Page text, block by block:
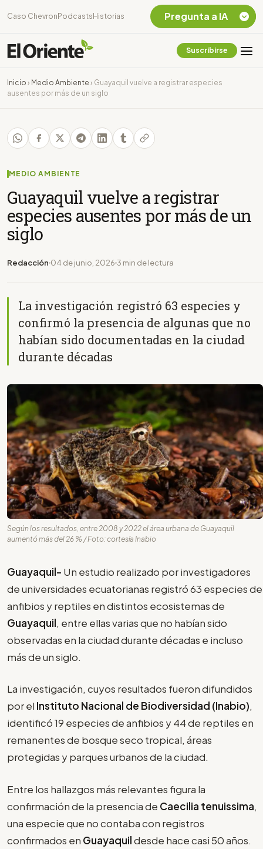
Caso Chevron Podcasts Historias
Suscribirse
Inicio › Medio Ambiente › Guayaquil vuelve a registrar especies
ausentes por más de un siglo
MEDIO AMBIENTE
Guayaquil vuelve a registrar
especies ausentes por más de un
siglo
Redacción 04 de junio, 2026 3 min de lectura
La investigación registró 63 especies y
confirmó la presencia de algunas que no
habían sido documentadas en la ciudad
durante décadas
Según los resultados, entre 2008 y 2022 el área urbana de Guayaquil
aumentó más del 26 % / Foto: cortesía Inabio
Guayaquil- Un estudio realizado por investigadores
de universidades ecuatorianas registró 63 especies de
anfibios y reptiles en distintos ecosistemas de
Guayaquil, entre ellas varias que no habían sido
observadas en la ciudad durante décadas e incluso
más de un siglo.
La investigación, cuyos resultados fueron difundidos
por el Instituto Nacional de Biodiversidad (Inabio),
identificó 19 especies de anfibios y 44 de reptiles en
remanentes de bosque seco tropical, áreas
protegidas y parques urbanos de la ciudad.
Entre los hallazgos más relevantes figura la
confirmación de la presencia de Caecilia tenuissima,
una especie que no contaba con registros
confirmados en Guayaquildesde hace casi 50 años.
Pregunta a IA
Chevron Ecuador